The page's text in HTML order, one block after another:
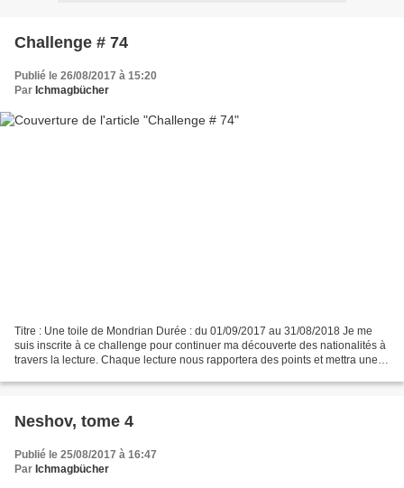
Challenge # 74
Publié le 26/08/2017 à 15:20
Par Ichmagbücher
Titre : Une toile de Mondrian Durée : du 01/09/2017 au 31/08/2018 Je me
suis inscrite à ce challenge pour continuer ma découverte des nationalités à
travers la lecture. Chaque lecture nous rapportera des points et mettra une
Neshov, tome 4
Publié le 25/08/2017 à 16:47
Par Ichmagbücher